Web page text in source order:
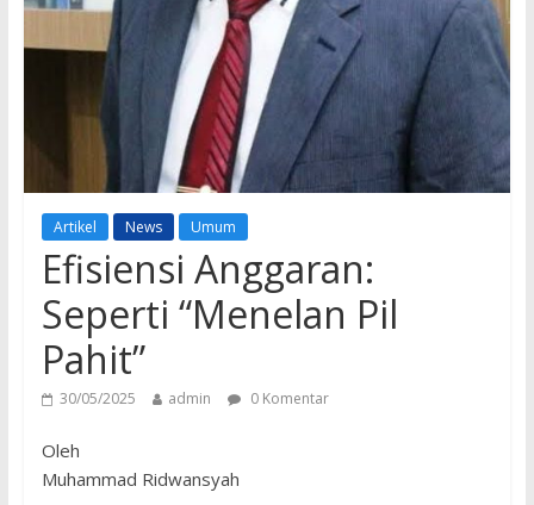
Artikel News Umum
Efisiensi Anggaran:
Seperti “Menelan Pil
Pahit”
30/05/2025 admin 0 Komentar
Oleh
Muhammad Ridwansyah